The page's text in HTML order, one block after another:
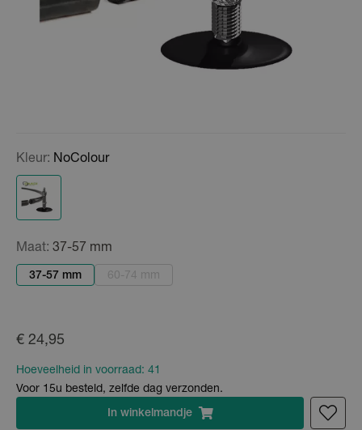
Kleur: NoColour
Maat: 37-57 mm
37-57 mm 60-74 mm
€ 24,95
Hoeveelheid in voorraad: 41
Voor 15u besteld, zelfde dag verzonden.
In winkelmandje